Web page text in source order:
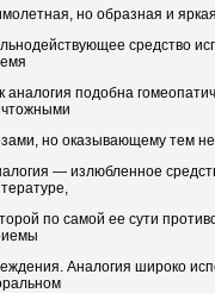
но образная и
средство
аналогия подобна
но оказывающему тем
— излюбленное
по самой ее сути
Аналогия широко